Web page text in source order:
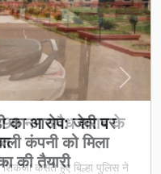
का आरोप: जेवी पर
कंपनी को मिला
की तैयारी
Next